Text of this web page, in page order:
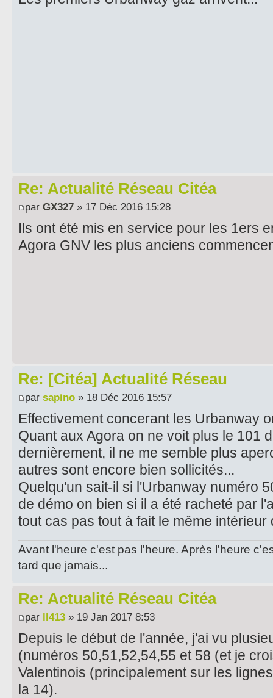
Re: Actualité Réseau Citéa
par GX327 » 17 Déc 2016 15:28
Ils ont été mis en service pour les 1ers
Agora GNV les plus anciens
Re: [Citéa] Actualité Réseau
par sapino » 18 Déc 2016 15:57
Effectivement concerant les Urbanway
Quant aux Agora on ne voit plus le 101
dernièrement, il ne me semble plus
autres sont encore bien sollicités...
Quelqu'un sait-il si l'Urbanway numéro
de démo on bien si il a été racheté par
tout cas pas tout à fait le même intérieur
Avant l'heure c'est pas l'heure. Après l'heure
tard que jamais...
Re: Actualité Réseau Citéa
par ll413 » 19 Jan 2017 8:53
Depuis le début de l'année, j'ai vu
(numéros 50,51,52,54,55 et 58 (et je
Valentinois (principalement sur les
la 14).